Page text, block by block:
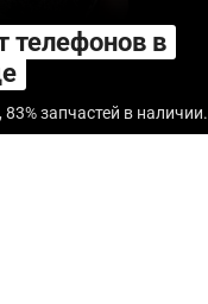
телефонов в
запчастей в наличии.